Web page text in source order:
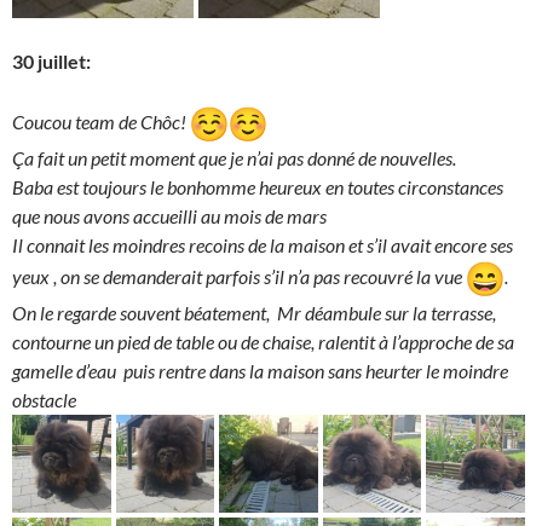
30 juillet:
Coucou team de Chôc!
Ça fait un petit moment que je n’ai pas donné de nouvelles.
Baba est toujours le bonhomme heureux en toutes circonstances
que nous avons accueilli au mois de mars
Il connait les moindres recoins de la maison et s’il avait encore ses
yeux , on se demanderait parfois s’il n’a pas recouvré la vue
.
On le regarde souvent béatement, Mr déambule sur la terrasse,
contourne un pied de table ou de chaise, ralentit à l’approche de sa
gamelle d’eau puis rentre dans la maison sans heurter le moindre
obstacle